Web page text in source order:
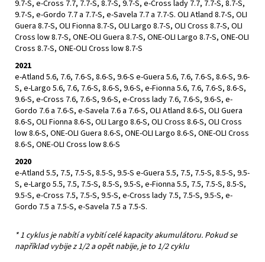
9.7-S, e-Cross 7.7, 7.7-S, 8.7-S, 9.7-S, e-Cross lady 7.7, 7.7-S, 8.7-S,
9.7-S, e-Gordo 7.7 a 7.7-S, e-Savela 7.7 a 7.7-S. OLI Atland 8.7-S, OLI
Guera 8.7-S, OLI Fionna 8.7-S, OLI Largo 8.7-S, OLI Cross 8.7-S, OLI
Cross low 8.7-S, ONE-OLI Guera 8.7-S, ONE-OLI Largo 8.7-S, ONE-OLI
Cross 8.7-S, ONE-OLI Cross low 8.7-S
2021
e-Atland 5.6, 7.6, 7.6-S, 8.6-S, 9.6-S e-Guera 5.6, 7.6, 7.6-S, 8.6-S, 9.6-
S, e-Largo 5.6, 7.6, 7.6-S, 8.6-S, 9.6-S, e-Fionna 5.6, 7.6, 7.6-S, 8.6-S,
9.6-S, e-Cross 7.6, 7.6-S, 9.6-S, e-Cross lady 7.6, 7.6-S, 9.6-S, e-
Gordo 7.6 a 7.6-S, e-Savela 7.6 a 7.6-S, OLI Atland 8.6-S, OLI Guera
8.6-S, OLI Fionna 8.6-S, OLI Largo 8.6-S, OLI Cross 8.6-S, OLI Cross
low 8.6-S, ONE-OLI Guera 8.6-S, ONE-OLI Largo 8.6-S, ONE-OLI Cross
8.6-S, ONE-OLI Cross low 8.6-S
2020
e-Atland 5.5, 7.5, 7.5-S, 8.5-S, 9.5-S e-Guera 5.5, 7.5, 7.5-S, 8.5-S, 9.5-
S, e-Largo 5.5, 7.5, 7.5-S, 8.5-S, 9.5-S, e-Fionna 5.5, 7.5, 7.5-S, 8.5-S,
9.5-S, e-Cross 7.5, 7.5-S, 9.5-S, e-Cross lady 7.5, 7.5-S, 9.5-S, e-
Gordo 7.5 a 7.5-S, e-Savela 7.5 a 7.5-S.
* 1 cyklus je nabítí a vybití celé kapacity akumulátoru. Pokud se
například vybije z 1/2 a opět nabije, je to 1/2 cyklu